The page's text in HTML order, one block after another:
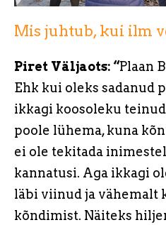
Mis juhtub, kui ilm
Piret Väljaots: “Plaan
Ehk kui oleks sadanud
ikkagi koosoleku
poole lühema, kuna
ei ole tekitada
kannatusi. Aga ikkagi
läbi viinud ja vähemalt
kõndimist. Näiteks